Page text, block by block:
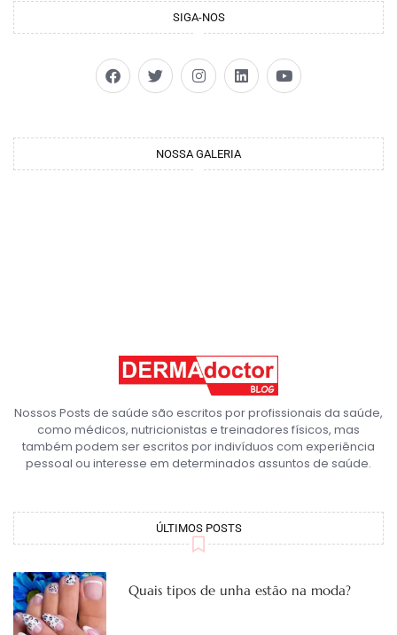
SIGA-NOS
NOSSA GALERIA
Nossos Posts de saúde são escritos por profissionais da saúde,
como médicos, nutricionistas e treinadores físicos, mas
também podem ser escritos por indivíduos com experiência
pessoal ou interesse em determinados assuntos de saúde.
ÚLTIMOS POSTS
Quais tipos de unha estão na moda?